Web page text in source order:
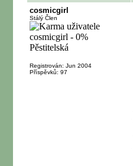
cosmicgirl
Stálý Člen
Registrován: Jun 2004
Příspěvků: 97